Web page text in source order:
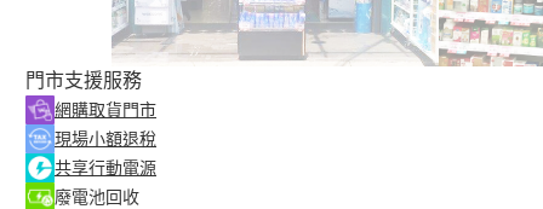
門市支援服務
網購取貨門市
現場小額退稅
共享行動電源
廢電池回收